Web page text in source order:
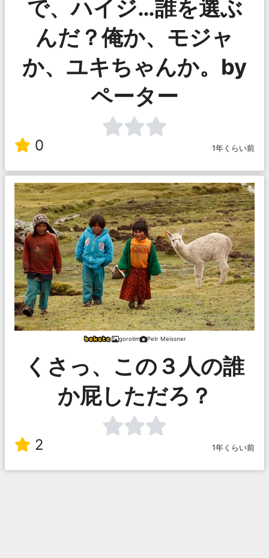
で、ハイジ…誰を選ぶ
んだ？俺か、モジャ
か、ユキちゃんか。by
ペーター
0 1年くらい前
gorotim Petr Meissner
くさっ、この３人の誰
か屁しただろ？
2 1年くらい前